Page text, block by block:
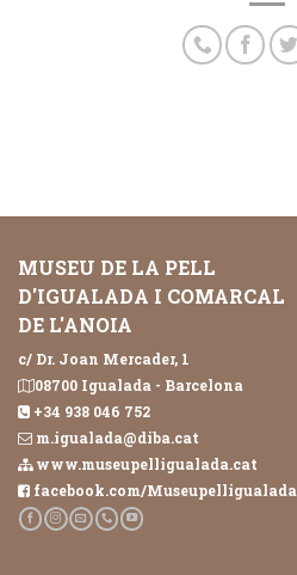
MUSEU DE LA PELL
D'IGUALADA I COMARCAL
DE L'ANOIA
c/ Dr. Joan Mercader, 1
08700 Igualada - Barcelona
+34 938 046 752
m.igualada@diba.cat
www.museupelligualada.cat
facebook.com/Museupelligualada